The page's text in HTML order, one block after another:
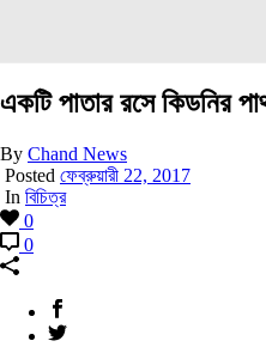
একটি পাতার রসে কিডনির
By Chand News
Posted ফেব্রুয়ারী 22, 2017
In বিচিত্র
0
0